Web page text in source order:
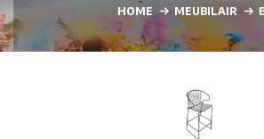
HOME MEUBILAIR